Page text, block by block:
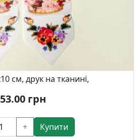
см, друк на тканині,
53.00грн
+
Купити